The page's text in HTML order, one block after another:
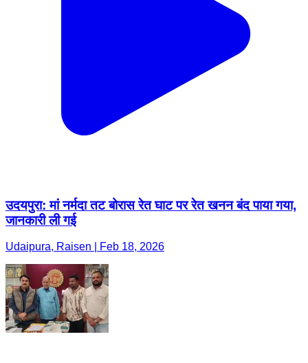
उदयपुरा: मां नर्मदा तट बोरास रेत घाट पर रेत खनन बंद पाया गया,
जानकारी ली गई
Udaipura, Raisen | Feb 18, 2026